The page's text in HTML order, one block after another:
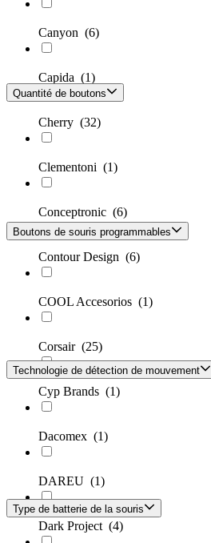
Canyon (6)
Capida (1)
Cherry (32)
Clementoni (1)
Conceptronic (6)
Contour Design (6)
COOL Accesorios (1)
Corsair (25)
Cyp Brands (1)
Dacomex (1)
DAREU (1)
Dark Project (4)
Quantité de boutons
Boutons de souris programmables
Technologie de détection de mouvement
Type de batterie de la souris